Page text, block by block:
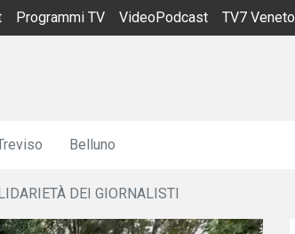
Programmi TV VideoPodcast TV7 Veneto
Belluno
DEI GIORNALISTI